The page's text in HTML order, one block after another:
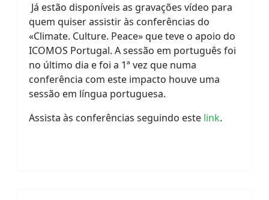
Já estão disponíveis as gravações vídeo para
quem quiser assistir às conferências do
«Climate. Culture. Peace» que teve o apoio do
ICOMOS Portugal. A sessão em português foi
no último dia e foi a 1ª vez que numa
conferência com este impacto houve uma
sessão em língua portuguesa.
Assista às conferências seguindo este link.